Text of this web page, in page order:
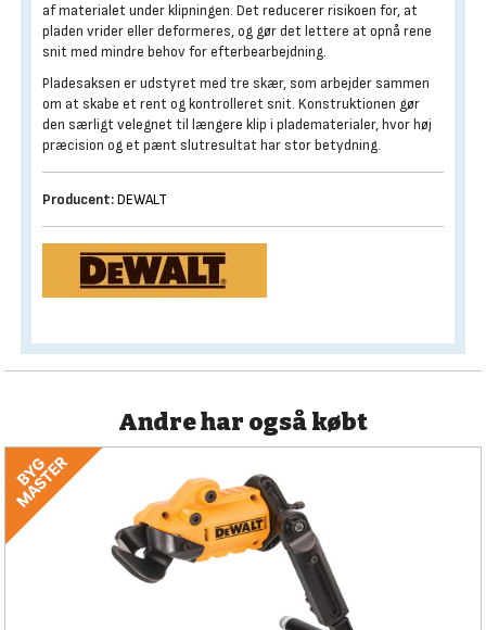
af materialet under klipningen. Det reducerer risikoen for, at
pladen vrider eller deformeres, og gør det lettere at opnå rene
snit med mindre behov for efterbearbejdning.
Pladesaksen er udstyret med tre skær, som arbejder sammen
om at skabe et rent og kontrolleret snit. Konstruktionen gør
den særligt velegnet til længere klip i pladematerialer, hvor høj
præcision og et pænt slutresultat har stor betydning.
Producent:DEWALT
Andre har også købt